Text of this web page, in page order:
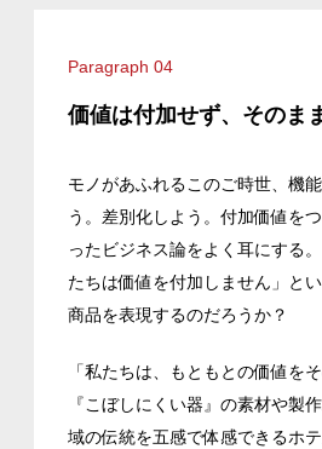
Paragraph 04
価値は付加せず、そのま
モノがあふれるこのご時世、機
う。差別化しよう。付加価値を
ったビジネス論をよく耳にする
たちは価値を付加しません」と
商品を表現するのだろうか？
「私たちは、もともとの価値を
『こぼしにくい器』の素材や製
域の伝統を五感で体感できるホ